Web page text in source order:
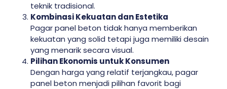
teknik tradisional.
Kombinasi Kekuatan dan Estetika
Pagar panel beton tidak hanya memberikan
kekuatan yang solid tetapi juga memiliki desain
yang menarik secara visual.
Pilihan Ekonomis untuk Konsumen
Dengan harga yang relatif terjangkau, pagar
panel beton menjadi pilihan favorit bagi